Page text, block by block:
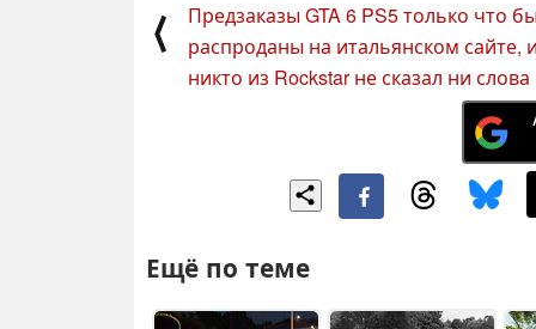
⟨
Предзаказы GTA 6 PS5 только что
распроданы на итальянском сайте, и
никто из Rockstar не сказал ни слова
Ещё по теме